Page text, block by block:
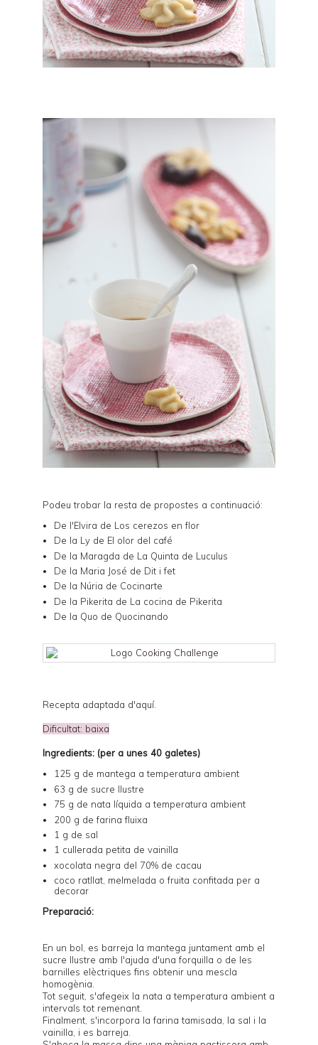
Podeu trobar la resta de propostes a continuació:
De l'Elvira de Los cerezos en flor
De la Ly de El olor del café
De la Maragda de La Quinta de Luculus
De la Maria José de Dit i fet
De la Núria de Cocinarte
De la Pikerita de La cocina de Pikerita
De la Quo de Quocinando
Recepta adaptada d'aquí.
Dificultat: baixa
Ingredients: (per a unes 40 galetes)
125 g de mantega a temperatura ambient
63 g de sucre llustre
75 g de nata líquida a temperatura ambient
200 g de farina fluixa
1 g de sal
1 cullerada petita de vainilla
xocolata negra del 70% de cacau
coco ratllat, melmelada o fruita confitada per a
decorar
Preparació:
En un bol, es barreja la mantega juntament amb el
sucre llustre amb l'ajuda d'una forquilla o de les
barnilles elèctriques fins obtenir una mescla
homogènia.
Tot seguit, s'afegeix la nata a temperatura ambient a
intervals tot remenant.
Finalment, s'incorpora la farina tamisada, la sal i la
vainilla, i es barreja.